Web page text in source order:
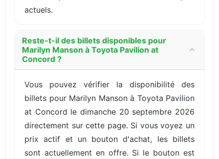
actuels.
Reste-t-il des billets disponibles pour
Marilyn Manson à Toyota Pavilion at
Concord ?
Vous pouvez vérifier la disponibilité des
billets pour Marilyn Manson à Toyota Pavilion
at Concord le dimanche 20 septembre 2026
directement sur cette page. Si vous voyez un
prix actif et un bouton d'achat, les billets
sont actuellement en offre. Si le bouton est